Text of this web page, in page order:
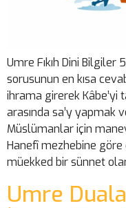
Umre Fıkıh Dini Bilgiler
sorusunun en kısa
ihrama girerek Kâbe’yi
arasında sa’y yapmak
Müslümanlar için
Hanefî mezhebine göre
müekked bir sünnet
Umre